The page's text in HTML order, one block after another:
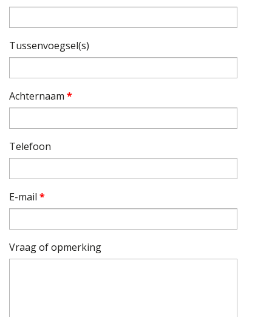
Tussenvoegsel(s)
Achternaam *
Telefoon
E-mail *
Vraag of opmerking